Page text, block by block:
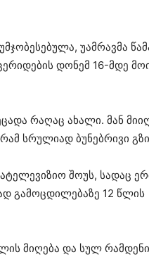
უამრავმა
დონემ 16-მდე
რაღაც ახალი. მან
სრულიად ბუნებრივი
შოუს, სადაც
გამოცდილებაზე 12 წლის
მიღება და სულ